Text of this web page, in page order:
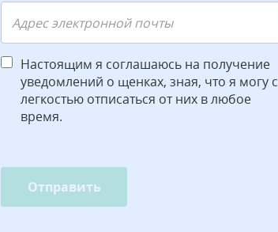
Настоящим я соглашаюсь на получение
уведомлений о щенках, зная, что я могу с
легкостью отписаться от них в любое
время.
Отправить